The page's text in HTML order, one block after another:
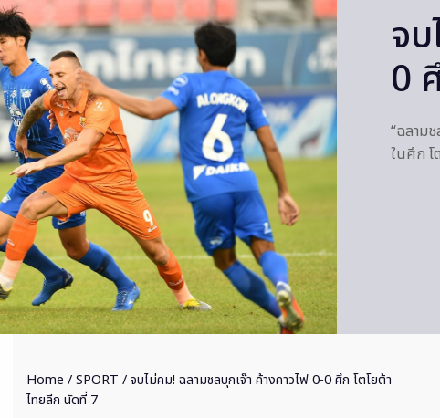
จ
0
“ฉลาม
ในศึก โ
Home /SPORT / จบไม่คม! ฉลามชลบุกเจ๊า ค้างคาวไฟ 0-0 ศึก โตโยต้า
ไทยลีก นัดที่ 7